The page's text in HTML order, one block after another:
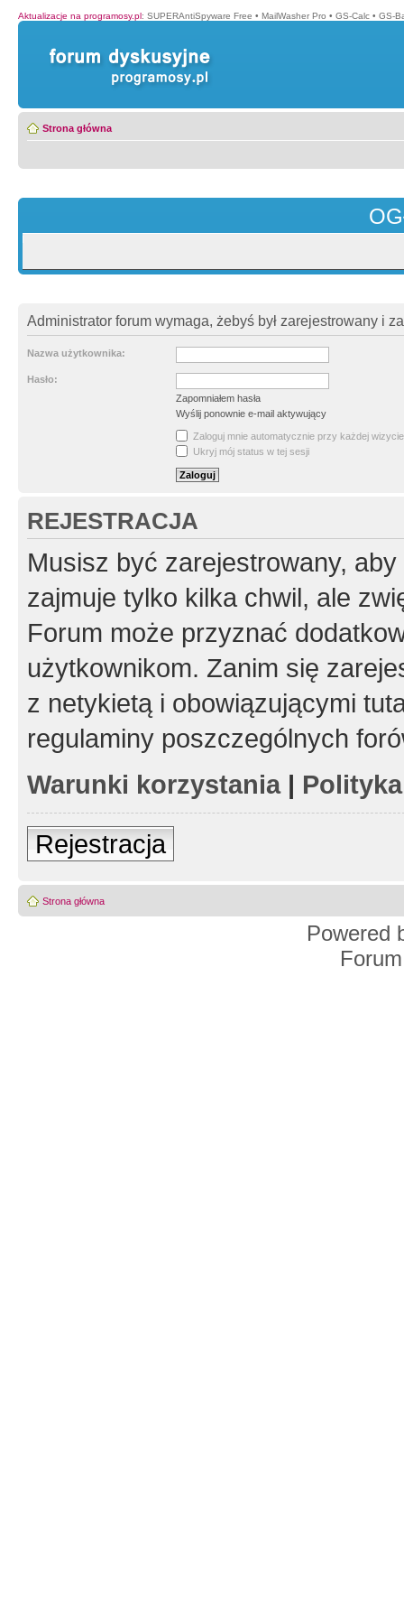
Aktualizacje na programosy.pl: SUPERAntiSpyware Free • MailWasher Pro • GS-Calc • GS-
Strona główna
Administrator forum wymaga, żebyś był zarejestrowany i
Nazwa użytkownika:
Hasło:
Zapomniałem hasła
Wyślij ponownie e-mail aktywujący
Zaloguj mnie automatycznie przy każdej wizycie
Ukryj mój status w tej sesji
REJESTRACJA
Musisz być zarejestrowany,
zajmuje tylko kilka chwil, ale
Forum może przyznać
użytkownikom. Zanim się
z netykietą i obowiązującymi
regulaminy poszczególnych
Warunki korzystania|
Rejestracja
Strona główna
Powered